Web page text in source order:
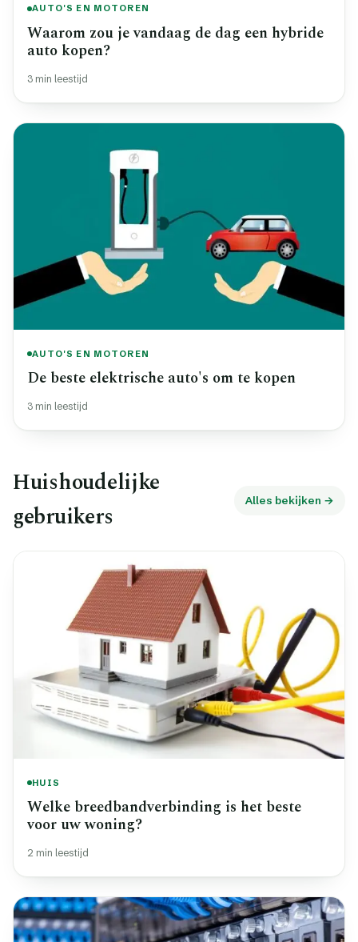
AUTO'S EN MOTOREN
Waarom zou je vandaag de dag een hybride
auto kopen?
3 min leestijd
AUTO'S EN MOTOREN
De beste elektrische auto's om te kopen
3 min leestijd
Huishoudelijke
gebruikers
Alles bekijken →
HUIS
Welke breedbandverbinding is het beste
voor uw woning?
2 min leestijd